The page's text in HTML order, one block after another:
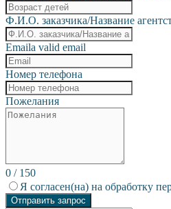
Ф.И.О. заказчика/Название
Emaila valid email
Номер телефона
Пожелания
0 / 150
Я согласен(на) на обработку
Отправить запрос